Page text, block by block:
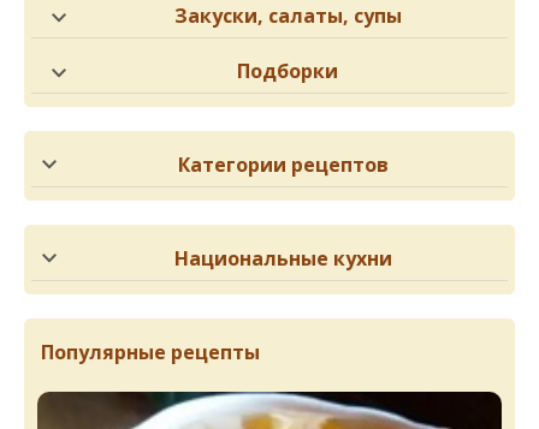
Закуски, салаты, супы
Подборки
Категории рецептов
Национальные кухни
Популярные рецепты